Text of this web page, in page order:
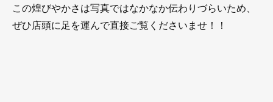
この煌びやかさは写真ではなかなか伝わりづらいため、
ぜひ店頭に足を運んで直接ご覧くださいませ！！